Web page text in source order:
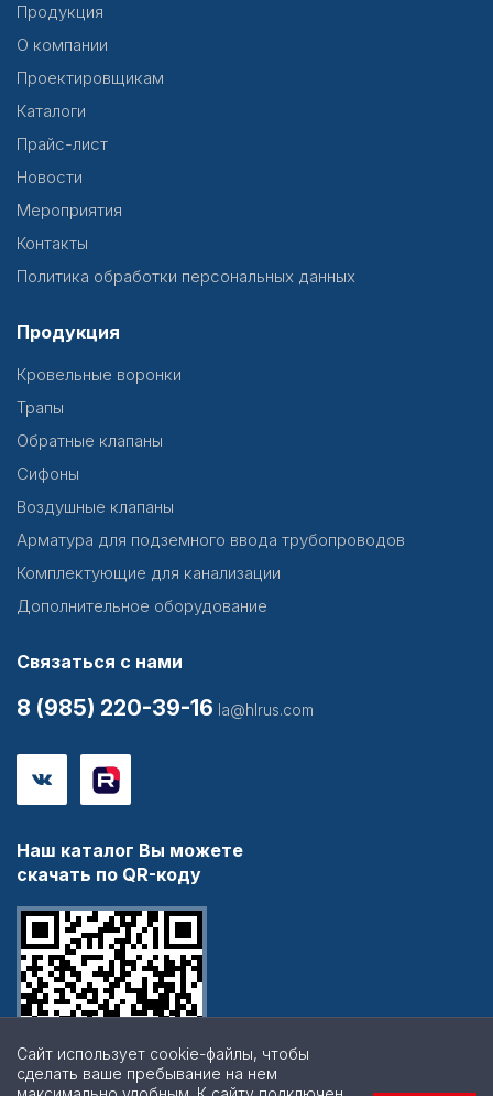
Продукция
О компании
Проектировщикам
Каталоги
Прайс-лист
Новости
Мероприятия
Контакты
Политика обработки персональных данных
Продукция
Кровельные воронки
Трапы
Обратные клапаны
Сифоны
Воздушные клапаны
Арматура для подземного ввода трубопроводов
Комплектующие для канализации
Дополнительное оборудование
Связаться с нами
8 (985) 220-39-16 la@hlrus.com
Наш каталог Вы можете
скачать по QR-коду
Сайт использует cookie-файлы, чтобы
сделать ваше пребывание на нем